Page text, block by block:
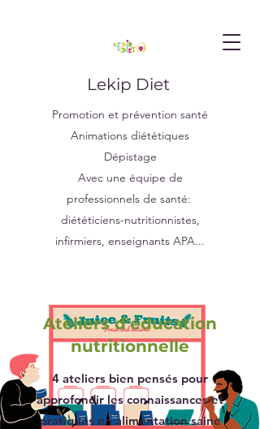
Lekip Diet
Promotion et prévention santé
Animations diététiques
Dépistage
Avec une équipe de
professionnels de santé:
diététiciens-nutritionnistes,
infirmiers, enseignants APA...
Ateliers d'éducation
nutritionnelle
4 ateliers bien pensés pour
approfondir les connaissances et
pratiques en alimentation saine